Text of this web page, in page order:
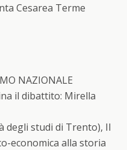
Cesarea Terme
NAZIONALE
il dibattito: Mirella
degli studi di Trento), Il
economica alla storia